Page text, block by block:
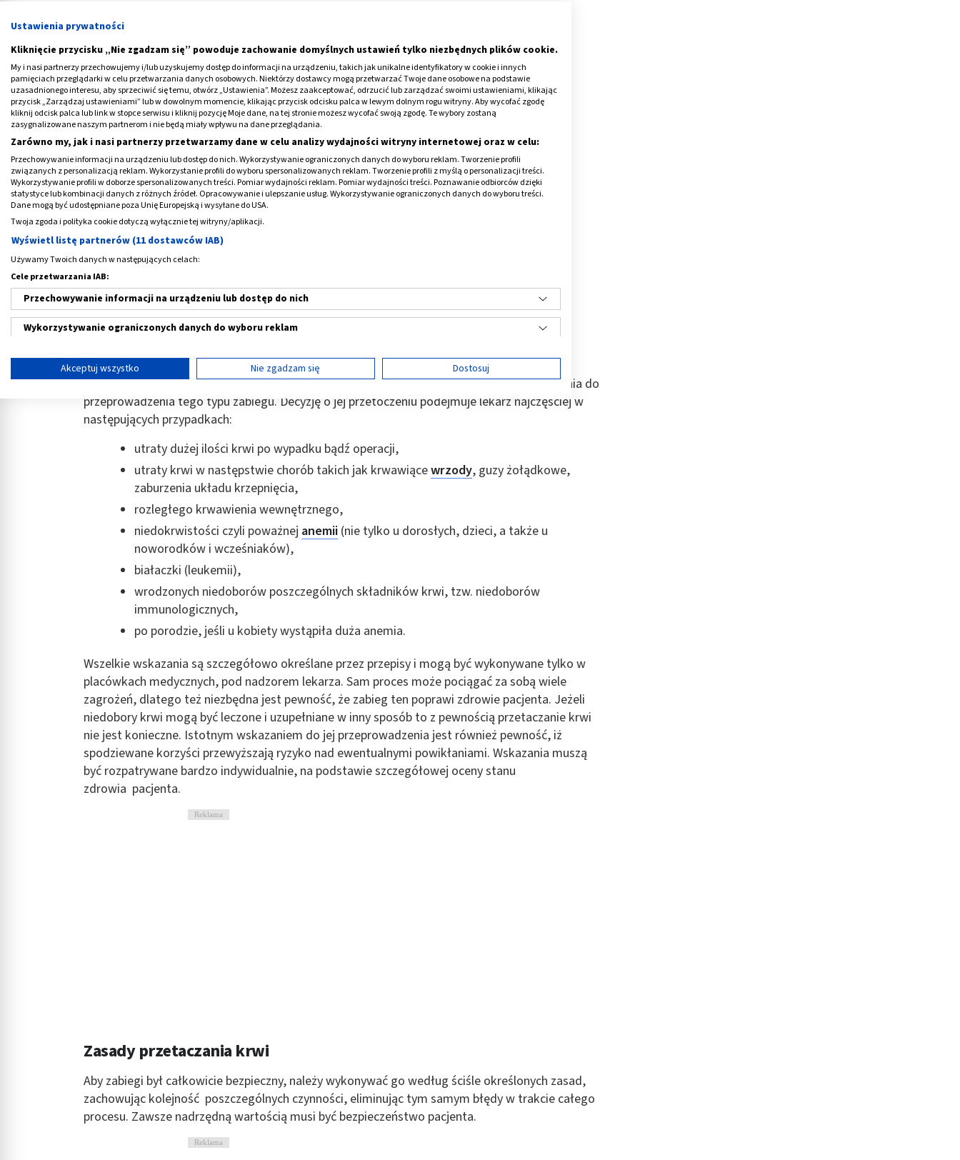
transfuzja homologiczna - gdy dawca i biorca krwi to dwie różne osoby,
transfuzja autologiczna - gdy dawca i biorca to ta sama osoba.
Reklama
Wskazania do przetoczenia krwi
Przetaczanie krwi powinno być wykonywane tylko wtedy, gdy istnieją uzasadnione wskazania do
przeprowadzenia tego typu zabiegu. Decyzję o jej przetoczeniu podejmuje lekarz najczęściej w
następujących przypadkach:
utraty dużej ilości krwi po wypadku bądź operacji,
utraty krwi w następstwie chorób takich jak krwawiącewrzody, guzy żołądkowe,
zaburzenia układu krzepnięcia,
rozległego krwawienia wewnętrznego,
niedokrwistości czyli poważnej anemii (nie tylko u dorosłych, dzieci, a także u
noworodków i wcześniaków),
białaczki (leukemii),
wrodzonych niedoborów poszczególnych składników krwi, tzw. niedoborów
immunologicznych,
po porodzie, jeśli u kobiety wystąpiła duża anemia.
Wszelkie wskazania są szczegółowo określane przez przepisy i mogą być wykonywane tylko w
placówkach medycznych, pod nadzorem lekarza. Sam proces może pociągać za sobą wiele
zagrożeń, dlatego też niezbędna jest pewność, że zabieg ten poprawi zdrowie pacjenta. Jeżeli
niedobory krwi mogą być leczone i uzupełniane w inny sposób to z pewnością przetaczanie krwi
nie jest konieczne. Istotnym wskazaniem do jej przeprowadzenia jest również pewność, iż
spodziewane korzyści przewyższają ryzyko nad ewentualnymi powikłaniami. Wskazania muszą
być rozpatrywane bardzo indywidualnie, na podstawie szczegółowej oceny stanu
zdrowia pacjenta.
Reklama
Zasady przetaczania krwi
Aby zabiegi był całkowicie bezpieczny, należy wykonywać go według ściśle określonych zasad,
zachowując kolejność poszczególnych czynności, eliminując tym samym błędy w trakcie całego
procesu. Zawsze nadrzędną wartością musi być bezpieczeństwo pacjenta.
Reklama
Ustawienia prywatności
Kliknięcie przycisku „Nie zgadzam się” powoduje zachowanie domyślnych ustawień tylko niezbędnych plików cookie.
My i nasi partnerzy przechowujemy i/lub uzyskujemy dostęp do informacji na urządzeniu, takich jak unikalne identyfikatory w cookie i innych
pamięciach przeglądarki w celu przetwarzania danych osobowych. Niektórzy dostawcy mogą przetwarzać Twoje dane osobowe na podstawie
uzasadnionego interesu, aby sprzeciwić się temu, otwórz „Ustawienia”. Możesz zaakceptować, odrzucić lub zarządzać swoimi ustawieniami, klikając
przycisk „Zarządzaj ustawieniami” lub w dowolnym momencie, klikając przycisk odcisku palca w lewym dolnym rogu witryny. Aby wycofać zgodę
kliknij odcisk palca lub link w stopce serwisu i kliknij pozycję Moje dane, na tej stronie możesz wycofać swoją zgodę. Te wybory zostaną
zasygnalizowane naszym partnerom i nie będą miały wpływu na dane przeglądania.
Zarówno my, jak i nasi partnerzy przetwarzamy dane w celu analizy wydajności witryny internetowej oraz w celu:
Przechowywanie informacji na urządzeniu lub dostęp do nich. Wykorzystywanie ograniczonych danych do wyboru reklam. Tworzenie profili
związanych z personalizacją reklam. Wykorzystanie profili do wyboru spersonalizowanych reklam. Tworzenie profili z myślą o personalizacji treści.
Wykorzystywanie profili w doborze spersonalizowanych treści. Pomiar wydajności reklam. Pomiar wydajności treści. Poznawanie odbiorców dzięki
statystyce lub kombinacji danych z różnych źródeł. Opracowywanie i ulepszanie usług. Wykorzystywanie ograniczonych danych do wyboru treści.
Dane mogą być udostępniane poza Unię Europejską i wysyłane do USA.
Twoja zgoda i polityka cookie dotyczą wyłącznie tej witryny/aplikacji.
Wyświetl listę partnerów (11 dostawców IAB)
Używamy Twoich danych w następujących celach:
Cele przetwarzania IAB:
Przechowywanie informacji na urządzeniu lub dostęp do nich
Wykorzystywanie ograniczonych danych do wyboru reklam
Tworzenie profili w celu spersonalizowanych reklam
Tworzenie profili w celu personalizacji treści
Wykorzystywanie profili w celu doboru spersonalizowanych treści
Pomiar efektywności reklam
Pomiar efektywności treści
Rozumienie odbiorców dzięki statystyce lub kombinacji danych z różnych źródeł
Rozwój i ulepszanie usług
Wykorzystywanie ograniczonych danych do wyboru treści
Użycie dokładnych danych geolokalizacyjnych
Identyfikowanie urządzeń na podstawie aktywnie żądanych informacji
Cele przetwarzania inne niż IAB:
Wydajność (Performance)
Reklama / śledzenie
Akceptuj wszystko Nie zgadzam się Dostosuj